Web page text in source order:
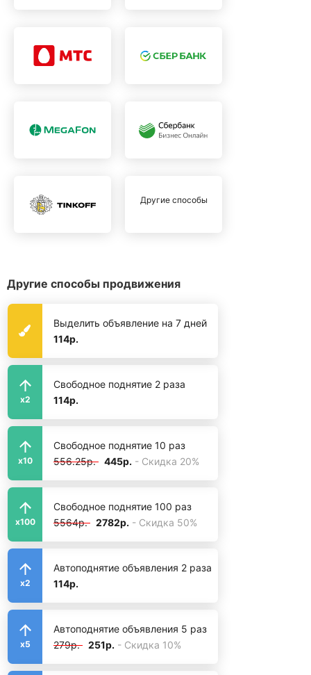
Другие способы
Другие способы продвижения
Выделить объявление на 7 дней
114р.
x2
Свободное поднятие 2 раза
114р.
x10
Свободное поднятие 10 раз
556.25р. 445р. - Скидка 20%
x100
Свободное поднятие 100 раз
5564р. 2782р. - Скидка 50%
x2
Автоподнятие объявления 2 раза
114р.
x5
Автоподнятие объявления 5 раз
279р. 251р. - Скидка 10%